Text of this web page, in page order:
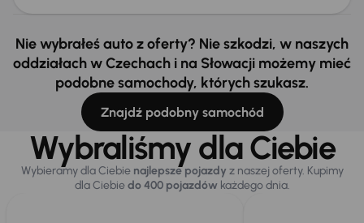
Nie wybrałeś auto z oferty? Nie szkodzi, w naszych
oddziałach w Czechach i na Słowacji możemy mieć
podobne samochody, których szukasz.
Znajdź podobny samochód
Wybraliśmy dla Ciebie
Wybieramy dla Ciebie najlepsze pojazdy z naszej oferty. Kupimy
dla Ciebiedo 400 pojazdówkażdego dnia.